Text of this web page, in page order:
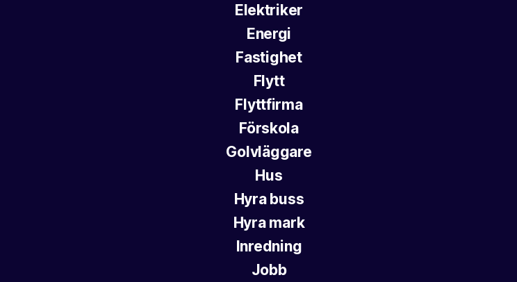
Elektriker
Energi
Fastighet
Flytt
Flyttfirma
Förskola
Golvläggare
Hus
Hyra buss
Hyra mark
Inredning
Jobb